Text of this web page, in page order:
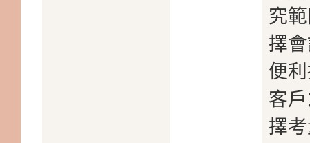
究
擇
便
客
擇